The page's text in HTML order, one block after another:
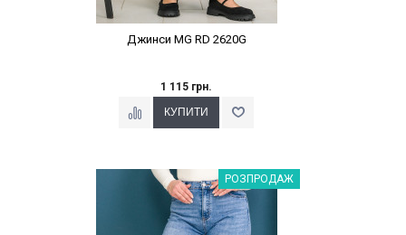
Джинси MG RD 2620G
1 115 грн.
Наклейки Варіант з %РОЗПРОДАЖ